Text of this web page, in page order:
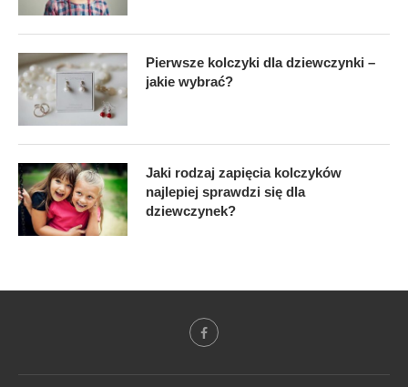
Pierwsze kolczyki dla dziewczynki –
jakie wybrać?
Jaki rodzaj zapięcia kolczyków
najlepiej sprawdzi się dla
dziewczynek?